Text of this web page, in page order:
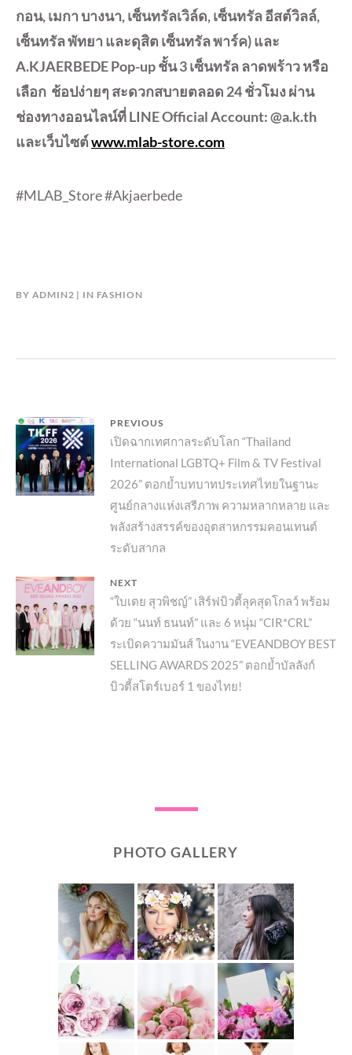
กอน, เมกา บางนา, เซ็นทรัลเวิล์ด, เซ็นทรัล อีสต์วิลล์,
เซ็นทรัล พัทยา และดุสิต เซ็นทรัล พาร์ค) และ
A.KJAERBEDE Pop-up ชั้น 3 เซ็นทรัล ลาดพร้าว หรือ
เลือก ช้อปง่ายๆ สะดวกสบายตลอด 24 ชั่วโมง ผ่าน
ช่องทางออนไลน์ที่ LINE Official Account: @a.k.th
และเว็บไซต์www.mlab-store.com
#MLAB_Store #Akjaerbede
BY ADMIN2 IN FASHION
แนะแนว
เรื่อง
PREVIOUS
Previous
post:
เปิดฉากเทศกาลระดับโลก “Thailand
International LGBTQ+ Film & TV Festival
2026” ตอกย้ำบทบาทประเทศไทยในฐานะ
ศูนย์กลางแห่งเสรีภาพ ความหลากหลาย และ
พลังสร้างสรรค์ของอุตสาหกรรมคอนเทนต์
ระดับสากล
NEXT
Next
post:
“ใบเตย สุวพิชญ์” เสิร์ฟบิวตี้ลุคสุดโกลว์ พร้อม
ด้วย “นนท์ ธนนท์” และ 6 หนุ่ม “CIR*CRL”
ระเบิดความมันส์ ในงาน “EVEANDBOY BEST
SELLING AWARDS 2025” ตอกย้ำบัลลังก์
บิวตี้สโตร์เบอร์ 1 ของไทย!
PHOTO GALLERY